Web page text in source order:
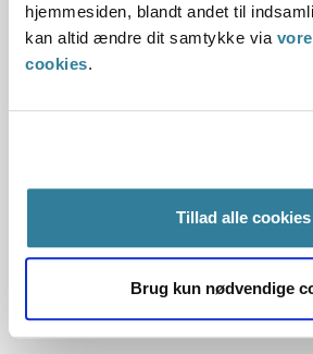
hjemmesiden, blandt andet til
kan altid ændre dit samtykke via
cookies.
Tillad alle cookies
Brug kun nødvendige
Praksisnotat om hjælp til
sygebehandling og
aktivloven
Praksisnotatet omhandler hjælp til
Kurser og læring